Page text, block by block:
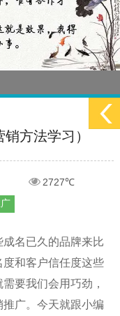
更多 >
更多 >
方法学习）
2727℃
名已久的品牌来比
和客户信任度这些
要我们会用巧劲，
推广。今天就跟小编